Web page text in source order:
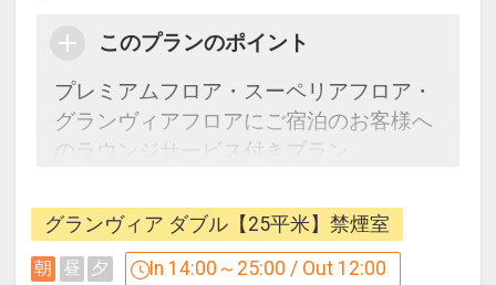
00以降のご利用の場合はフロントまでご
連絡ください）
設定期間：2021年12月27日～2027年1
月31日
このプランのポイント
プレミアムフロア・スーペリアフロア・
グランヴィアフロアにご宿泊のお客様へ
のラウンジサービス付きプラン。
ウンジサービスにて寛ぎのひとときを。
ぜひ当ホテルで充実したホテル時間をお
過ごしくださいませ。
グランヴィア ダブル【25平米】禁煙室
朝 昼 夕 In 14:00～25:00 / Out 12:00